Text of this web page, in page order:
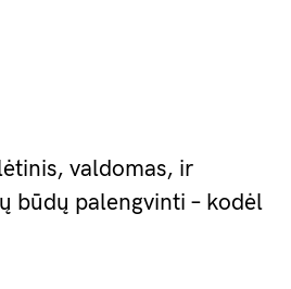
valdomas, ir
būdų palengvinti – kodėl